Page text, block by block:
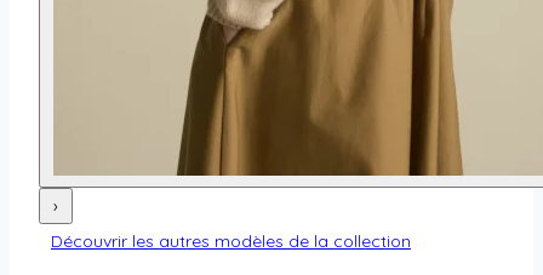
›
Découvrir les autres modèles de la collection